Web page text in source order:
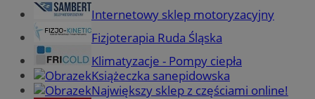
Internetowy sklep motoryzacyjny
Fizjoterapia Ruda Śląska
Klimatyzacje - Pompy ciepła
Książeczka sanepidowska
Największy sklep z częściami online!